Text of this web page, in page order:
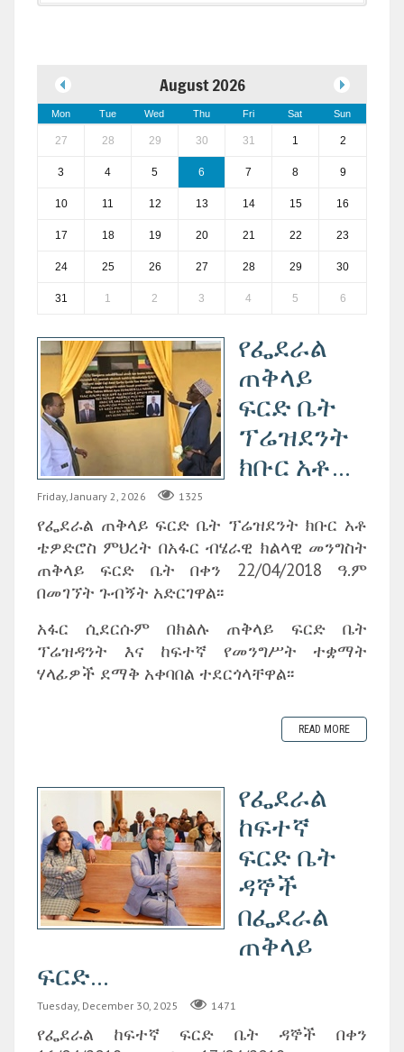
August 2026
Mon Tue Wed Thu Fri Sat Sun
27 28 29 30 31 1 2
3 4 5 6 7 8 9
10 11 12 13 14 15 16
17 18 19 20 21 22 23
24 25 26 27 28 29 30
31 1 2 3 4 5 6
የፌደራል
ጠቅላይ
ፍርድ ቤት
ፕሬዝደንት
ክቡር አቶ...
Friday, January 2, 2026 1325
የፌደራል ጠቅላይ ፍርድ ቤት ፕሬዝደንት ክቡር አቶ
ቴዎድሮስ ምህረት በአፋር ብሄራዊ ክልላዊ መንግስት
ጠቅላይ ፍርድ ቤት በቀን 22/04/2018 ዓ.ም
በመገኘት ጉብኝት አድርገዋል፡፡
አፋር ሲደርሱም በክልሉ ጠቅላይ ፍርድ ቤት
ፕሬዝዳንት እና ከፍተኛ የመንግሥት ተቋማት
ሃላፊዎች ደማቅ አቀባበል ተደርጎላቸዋል፡፡
READ MORE
የፌደራል
ከፍተኛ
ፍርድ ቤት
ዳኞች
በፌደራል
ጠቅላይ
ፍርድ...
Tuesday, December 30, 2025 1471
የፌደራል ከፍተኛ ፍርድ ቤት ዳኞች በቀን